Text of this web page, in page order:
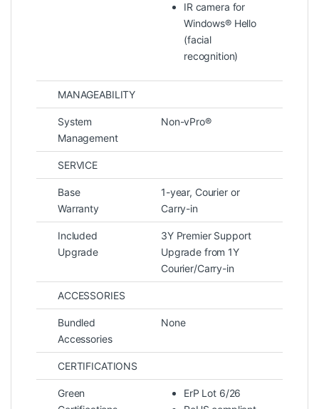
Dù mỏng nhẹ, máy vẫn được trang bị đầy đủ
USB-C (Thunderbolt)
USB-A
HDMI
Jack tai nghe 3.5mm
Bluetooth ổn định, đảm bảo truyền tải dữ liệu
nhanh và ổn định.
IR camera for
Windows® Hello
(facial
recognition)
MANAGEABILITY
System
Management
Non-vPro®
SERVICE
Base
Warranty
1-year, Courier or
Carry-in
Included
Upgrade
3Y Premier Support
Upgrade from 1Y
Courier/Carry-in
ACCESSORIES
Bundled
Accessories
None
CERTIFICATIONS
Green
ErP Lot 6/26